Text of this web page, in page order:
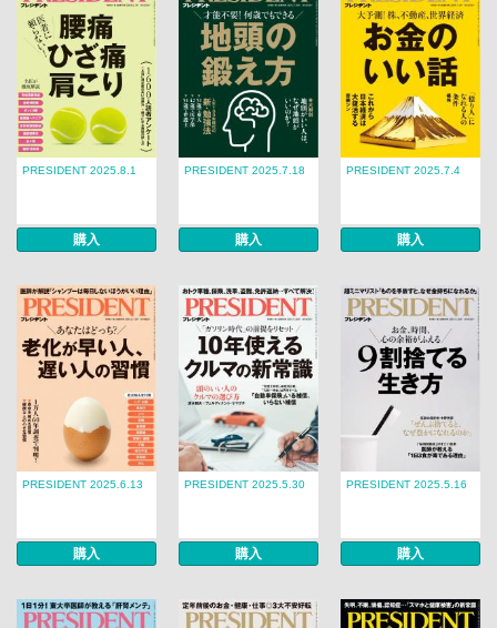
PRESIDENT 2025.8.1
購入
PRESIDENT 2025.7.18
購入
PRESIDENT 2025.7.4
購入
PRESIDENT 2025.6.13
購入
PRESIDENT 2025.5.30
購入
PRESIDENT 2025.5.16
購入